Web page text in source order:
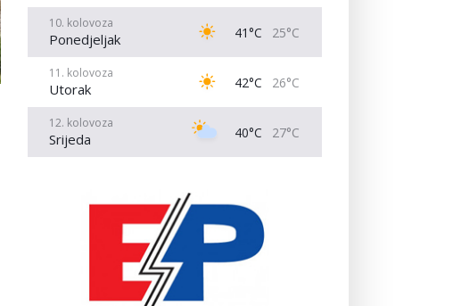
10. kolovoza
Ponedjeljak 41°C 25°C
11. kolovoza
Utorak 42°C 26°C
12. kolovoza
Srijeda 40°C 27°C